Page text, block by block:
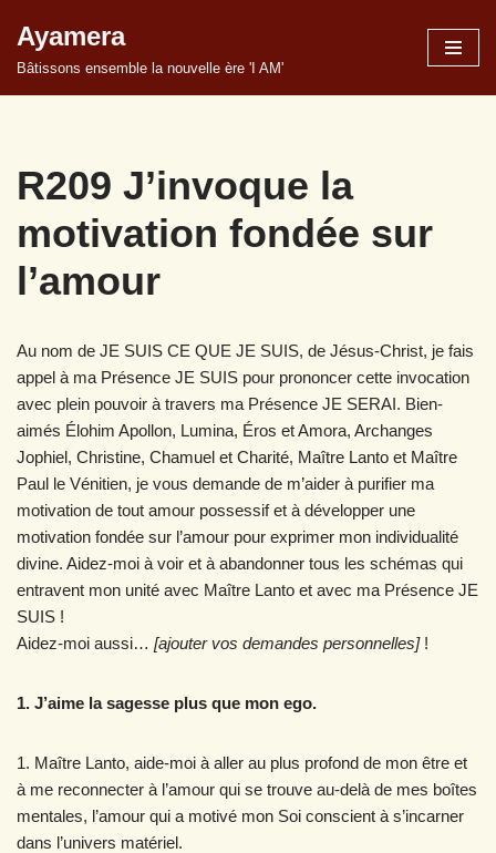
Aller
Ayamera
Bâtissons ensemble la nouvelle ère 'I AM'
R209 J’invoque la
motivation fondée sur
l’amour
Au nom de JE SUIS CE QUE JE SUIS, de Jésus-Christ, je fais
appel à ma Présence JE SUIS pour prononcer cette invocation
avec plein pouvoir à travers ma Présence JE SERAI. Bien-
aimés Élohim Apollon, Lumina, Éros et Amora, Archanges
Jophiel, Christine, Chamuel et Charité, Maître Lanto et Maître
Paul le Vénitien, je vous demande de m’aider à purifier ma
motivation de tout amour possessif et à développer une
motivation fondée sur l’amour pour exprimer mon individualité
divine. Aidez-moi à voir et à abandonner tous les schémas qui
entravent mon unité avec Maître Lanto et avec ma Présence JE
SUIS !
Aidez-moi aussi… [ajouter vos demandes personnelles]!
1. J’aime la sagesse plus que mon ego.
1. Maître Lanto, aide-moi à aller au plus profond de mon être et
à me reconnecter à l’amour qui se trouve au-delà de mes boîtes
mentales, l’amour qui a motivé mon Soi conscient à s’incarner
dans l’univers matériel.